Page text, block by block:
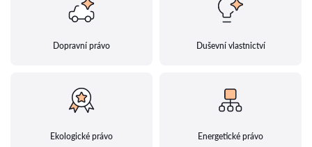
Dopravní právo Duševní vlastnictví
Ekologické právo Energetické právo